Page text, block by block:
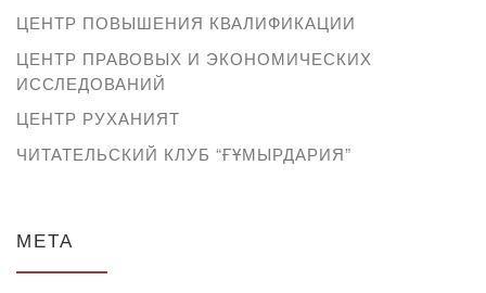
ЦЕНТР ПОВЫШЕНИЯ КВАЛИФИКАЦИИ
ЦЕНТР ПРАВОВЫХ И ЭКОНОМИЧЕСКИХ
ИССЛЕДОВАНИЙ
ЦЕНТР РУХАНИЯТ
ЧИТАТЕЛЬСКИЙ КЛУБ “ҒҰМЫРДАРИЯ”
МЕТА